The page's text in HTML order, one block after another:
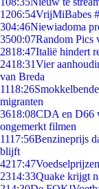
1206:54VrijMiBabes
304:46Niewiadoma
3500:07Random Pics
2818:47Italië hindert
2418:31Vier
van Breda
1118:26
migranten
3618:08CDA en D66
ongemerkt filmen
1117:56Benzineprijs
blijft
4217:47
2314:33Quake krijgt